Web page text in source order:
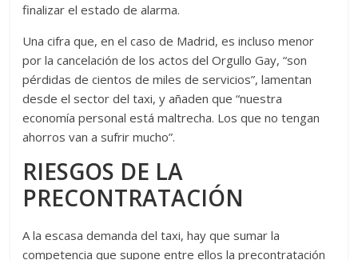
finalizar el estado de alarma.
Una cifra que, en el caso de Madrid, es incluso menor
por la cancelación de los actos del Orgullo Gay, “son
pérdidas de cientos de miles de servicios”, lamentan
desde el sector del taxi, y añaden que “nuestra
economía personal está maltrecha. Los que no tengan
ahorros van a sufrir mucho”.
RIESGOS DE LA
PRECONTRATACIÓN
A la escasa demanda del taxi, hay que sumar la
competencia que supone entre ellos la precontratación